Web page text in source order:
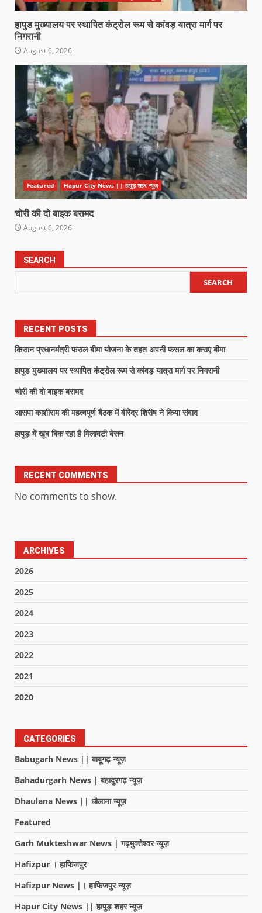
हापुड मुख्यालय पर स्थापित कंट्रोल रूम से कांवड़ यात्रा मार्ग पर
निगरानी
August 6, 2026
Featured Hapur City News || हापुड़ शहर न्यूज़
चोरी की दो बाइक बरामद
August 6, 2026
SEARCH
SEARCH
RECENT POSTS
किसान प्रधानमंत्री फसल बीमा योजना के तहत अपनी फसल का कराए बीमा
हापुड मुख्यालय पर स्थापित कंट्रोल रूम से कांवड़ यात्रा मार्ग पर निगरानी
चोरी की दो बाइक बरामद
आसपा काशीराम की महत्वपूर्ण बैठक में वीरेंद्र शिरीष ने किया संवाद
हापुड़ में खूब बिक रहा है मिलावटी बेसन
RECENT COMMENTS
No comments to show.
ARCHIVES
2026
2025
2024
2023
2022
2021
2020
CATEGORIES
Babugarh News || बाबूगढ़ न्यूज़
Bahadurgarh News | बहादुरगढ़ न्यूज़
Dhaulana News || धौलाना न्यूज़
Featured
Garh Mukteshwar News | गढ़मुक्तेश्वर न्यूज़
Hafizpur । हाफिजपुर
Hafizpur News |। हाफिजपुर न्यूज़
Hapur City News || हापुड़ शहर न्यूज़